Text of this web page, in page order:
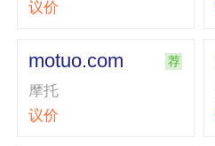
议价
motuo.com 荐
摩托
议价